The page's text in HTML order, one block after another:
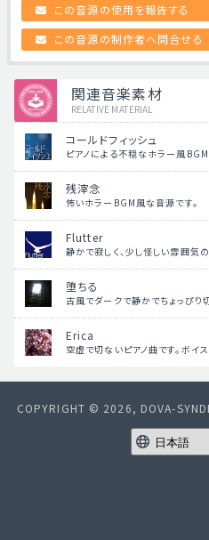
この音源の使用を報告する
この音源の制作者へ問合せる
関連音楽素材
RELATIVE MATERIAL
コールドフィッシュ
ピアノによる不穏なホラー風BGM
残滓念
怖いホラーBGM風な音源です。
Flutter
静かで寂しく、少し怪しい雰囲気
堕ちる
古風でダークで静かでちょっぴ
Erica
空虚で切ないピアノ曲です。ボイ
COPYRIGHT © 2026, DOVA-